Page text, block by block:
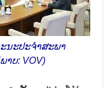
ນະປະຈຳສະພາ
ບ: VOV)